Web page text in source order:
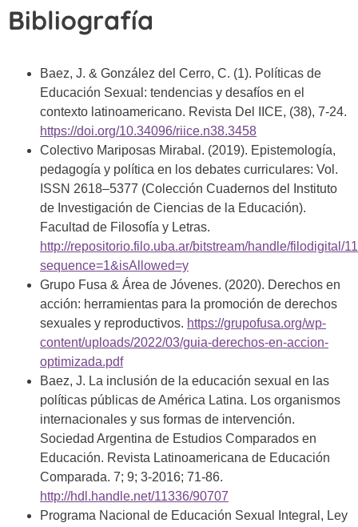
Bibliografía
Baez, J. & González del Cerro, C. (1). Políticas de
Educación Sexual: tendencias y desafíos en el
contexto latinoamericano. Revista Del IICE, (38), 7-24.
https://doi.org/10.34096/riice.n38.3458
Colectivo Mariposas Mirabal. (2019). Epistemología,
pedagogía y política en los debates curriculares: Vol.
ISSN 2618–5377 (Colección Cuadernos del Instituto
de Investigación de Ciencias de la Educación).
Facultad de Filosofía y Letras.
http://repositorio.filo.uba.ar/bitstream/handle/filodigital/
sequence=1&isAllowed=y
Grupo Fusa & Área de Jóvenes. (2020). Derechos en
acción: herramientas para la promoción de derechos
sexuales y reproductivos. https://grupofusa.org/wp-
content/uploads/2022/03/guia-derechos-en-accion-
optimizada.pdf
Baez, J. La inclusión de la educación sexual en las
políticas públicas de América Latina. Los organismos
internacionales y sus formas de intervención.
Sociedad Argentina de Estudios Comparados en
Educación. Revista Latinoamericana de Educación
Comparada. 7; 9; 3-2016; 71-86.
http://hdl.handle.net/11336/90707
Programa Nacional de Educación Sexual Integral, Ley